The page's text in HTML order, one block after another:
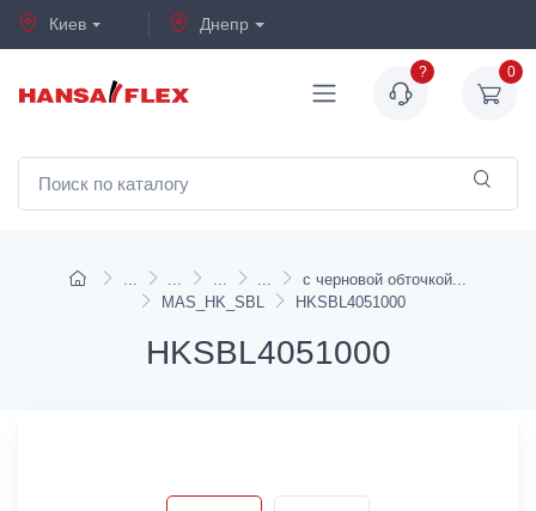
Киев Днепр
? 0
с черновой обточкой
MAS_HK_SBL
HKSBL4051000
HKSBL4051000